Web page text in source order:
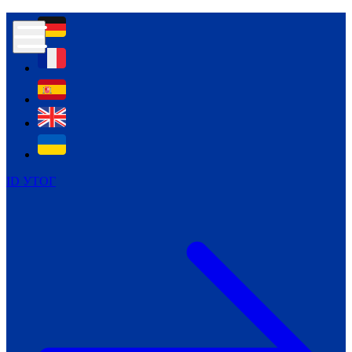
ID УТОГ
Контур психологічної безпеки глухих
Всеукраїнський пісенний
челендж «Україно, ти є!»
Молодіжний челендж «Жестова
мова для мене – це…»
Репортажі спеціальних та
інклюзивних начальних закладів